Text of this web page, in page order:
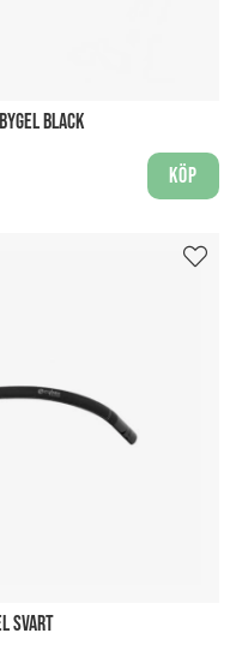
BLACK
Köp
SVART